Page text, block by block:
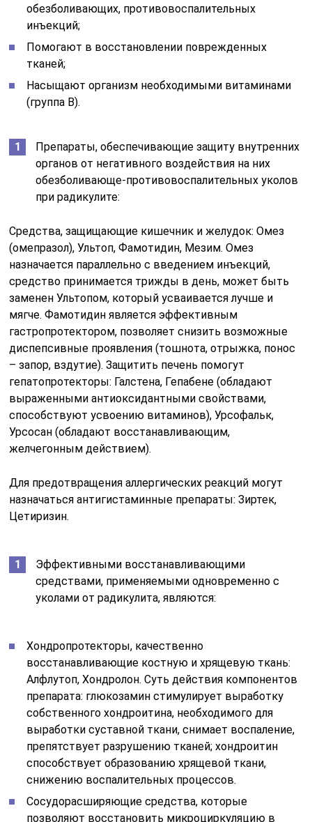
обезболивающих, противовоспалительных
инъекций;
Помогают в восстановлении поврежденных
тканей;
Насыщают организм необходимыми витаминами
(группа В).
Препараты, обеспечивающие защиту внутренних
органов от негативного воздействия на них
обезболивающе-противовоспалительных уколов
при радикулите:
Средства, защищающие кишечник и желудок: Омез
(омепразол), Ультоп, Фамотидин, Мезим. Омез
назначается параллельно с введением инъекций,
средство принимается трижды в день, может быть
заменен Ультопом, который усваивается лучше и
мягче. Фамотидин является эффективным
гастропротектором, позволяет снизить возможные
диспепсивные проявления (тошнота, отрыжка, понос
– запор, вздутие). Защитить печень помогут
гепатопротекторы: Галстена, Гепабене (обладают
выраженными антиоксидантными свойствами,
способствуют усвоению витаминов), Урсофальк,
Урсосан (обладают восстанавливающим,
желчегонным действием).
Для предотвращения аллергических реакций могут
назначаться антигистаминные препараты: Зиртек,
Цетиризин.
Эффективными восстанавливающими
средствами, применяемыми одновременно с
уколами от радикулита, являются:
Хондропротекторы, качественно
восстанавливающие костную и хрящевую ткань:
Алфлутоп, Хондролон. Суть действия компонентов
препарата: глюкозамин стимулирует выработку
собственного хондроитина, необходимого для
выработки суставной ткани, снимает воспаление,
препятствует разрушению тканей; хондроитин
способствует образованию хрящевой ткани,
снижению воспалительных процессов.
Сосудорасширяющие средства, которые
позволяют восстановить микроциркуляцию в